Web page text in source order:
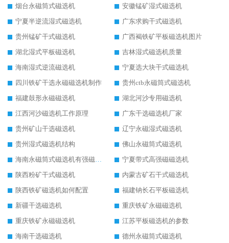
烟台永磁筒式磁选机
安徽锰矿湿式磁选机
宁夏半逆流湿式磁选机
广东求购干式磁选机
贵州锰矿干式磁选机
广西褐铁矿平板磁选机图片
湖北湿式平板磁选机
吉林湿式磁选机质量
海南湿式逆流磁选机
宁夏选大块干式磁选机
四川铁矿干选永磁磁选机制作
贵州ctb永磁筒式磁选机
福建鼓形永磁磁选机
湖北河沙专用磁选机
江西河沙磁选机工作原理
广东干选磁选机厂家
贵州矿山干选磁选机
辽宁永磁湿式磁选机
贵州湿式磁选机结构
佛山永磁筒式磁选机
海南永磁筒式磁选机有强磁的吗
宁夏带式高强磁磁选机
陕西粉矿干式磁选机
内蒙古矿石干式磁选机
陕西铁矿磁选机如何配置
福建钠长石平板磁选机
新疆干选磁选机
重庆铁矿永磁磁选机
重庆铁矿永磁磁选机
江苏平板磁选机的参数
海南干选磁选机
德州永磁筒式磁选机